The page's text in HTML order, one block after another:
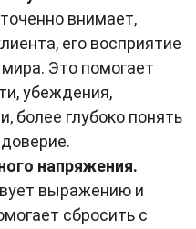
внимает,
его восприятие
Это помогает
убеждения,
более глубоко понять
напряжения.
выражению и
сбросить с